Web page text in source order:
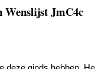
Wenslijst JmC4c